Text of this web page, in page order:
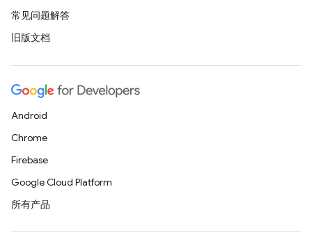
常见问题解答
旧版文档
Android
Chrome
Firebase
Google Cloud Platform
所有产品